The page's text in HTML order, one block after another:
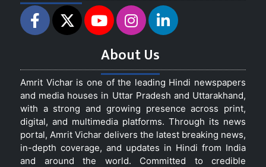
About Us
Amrit Vichar is one of the leading Hindi newspapers
and media houses in Uttar Pradesh and Uttarakhand,
with a strong and growing presence across print,
digital, and multimedia platforms. Through its news
portal, Amrit Vichar delivers the latest breaking news,
in-depth coverage, and updates in Hindi from India
and around the world. Committed to credible